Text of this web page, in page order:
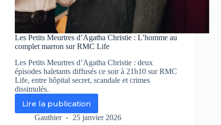
Les Petits Meurtres d’Agatha Christie : L’homme au
complet marron sur RMC Life
Les Petits Meurtres d’Agatha Christie : deux
épisodes haletants diffusés ce soir à 21h10 sur RMC
Life, entre hôpital secret, scandale et crimes
dissimulés.
Lire la publication
Les
Petits
Gauthier 25 janvier 2026